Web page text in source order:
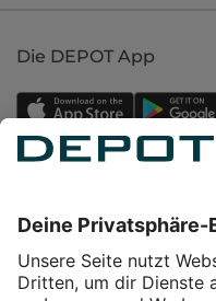
Die DEPOT App
Service